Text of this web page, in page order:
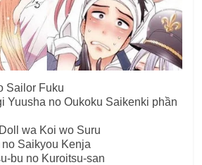
Sailor Fuku
Yuusha no Oukoku Saikenki phần
wa Koi wo Suru
Saikyou Kenja
bu no Kuroitsu-san